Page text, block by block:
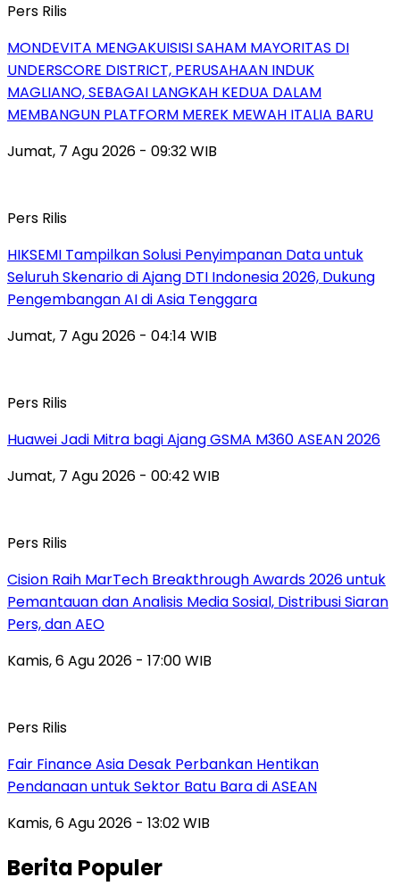
Pers Rilis
MONDEVITA MENGAKUISISI SAHAM MAYORITAS DI
UNDERSCORE DISTRICT, PERUSAHAAN INDUK
MAGLIANO, SEBAGAI LANGKAH KEDUA DALAM
MEMBANGUN PLATFORM MEREK MEWAH ITALIA BARU
Jumat, 7 Agu 2026 - 09:32 WIB
Pers Rilis
HIKSEMI Tampilkan Solusi Penyimpanan Data untuk
Seluruh Skenario di Ajang DTI Indonesia 2026, Dukung
Pengembangan AI di Asia Tenggara
Jumat, 7 Agu 2026 - 04:14 WIB
Pers Rilis
Huawei Jadi Mitra bagi Ajang GSMA M360 ASEAN 2026
Jumat, 7 Agu 2026 - 00:42 WIB
Pers Rilis
Cision Raih MarTech Breakthrough Awards 2026 untuk
Pemantauan dan Analisis Media Sosial, Distribusi Siaran
Pers, dan AEO
Kamis, 6 Agu 2026 - 17:00 WIB
Pers Rilis
Fair Finance Asia Desak Perbankan Hentikan
Pendanaan untuk Sektor Batu Bara di ASEAN
Kamis, 6 Agu 2026 - 13:02 WIB
Berita Populer